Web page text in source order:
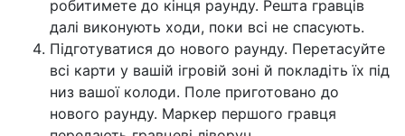
робитимете до кінця раунду. Решта гравців
далі виконують ходи, поки всі не спасують.
Підготуватися до нового раунду. Перетасуйте
всі карти у вашій ігровій зоні й покладіть їх під
низ вашої колоди. Поле приготовано до
нового раунду. Маркер першого гравця